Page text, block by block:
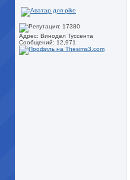
Адрес: Винодел Туссента
Сообщений: 12,971